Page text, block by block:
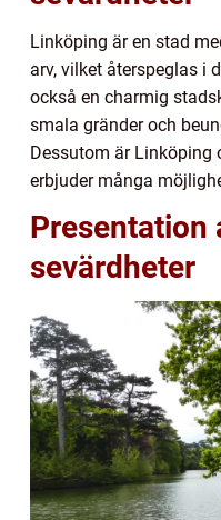
Linköping är en stad
arv, vilket återspeglas i
också en charmig
smala gränder och
Dessutom är Linköping
erbjuder många
Presentation
sevärdheter